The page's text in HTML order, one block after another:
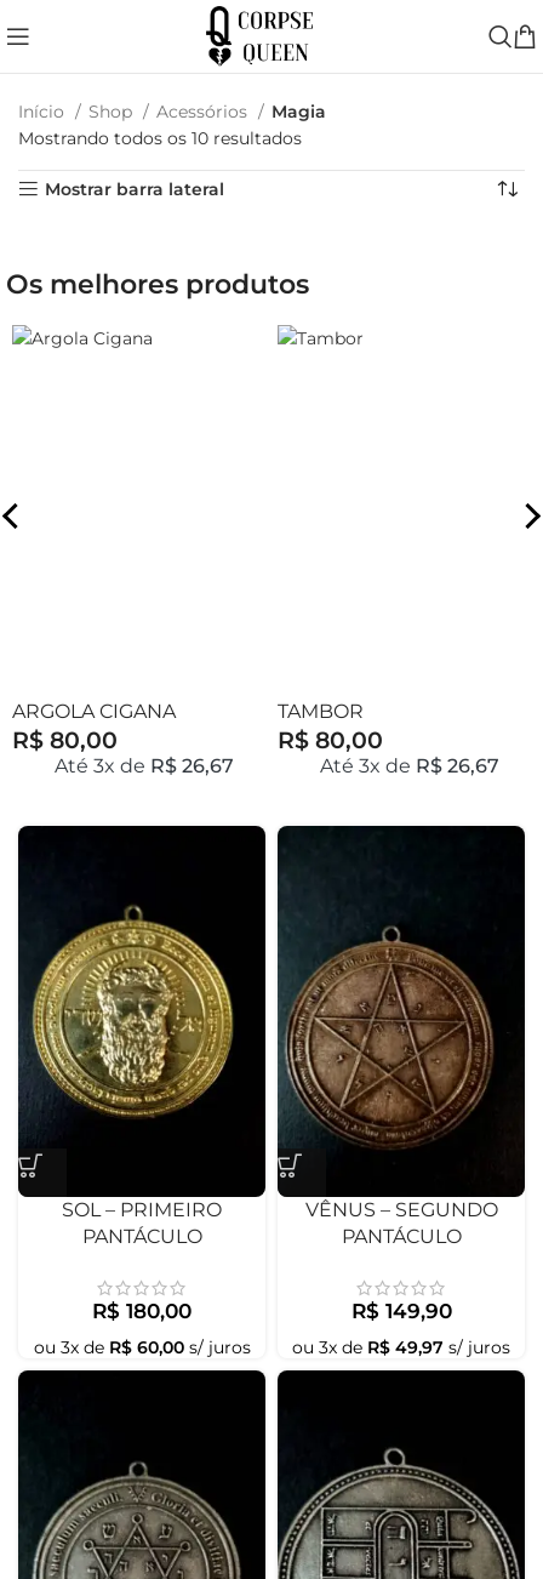
Início Shop Acessórios
Magia
Mostrando todos os 10 resultados
Mostrar barra lateral
Os melhores produtos
ARGOLA CIGANA
R$ 80,00
Até 3x de R$ 26,67
TAMBOR
R$ 80,00
Até 3x de R$ 26,67
SOL – PRIMEIRO
PANTÁCULO
R$ 180,00
ou 3x de R$60,00s/ juros
VÊNUS – SEGUNDO
PANTÁCULO
R$ 149,90
ou 3x de R$ 49,97 s/ juros